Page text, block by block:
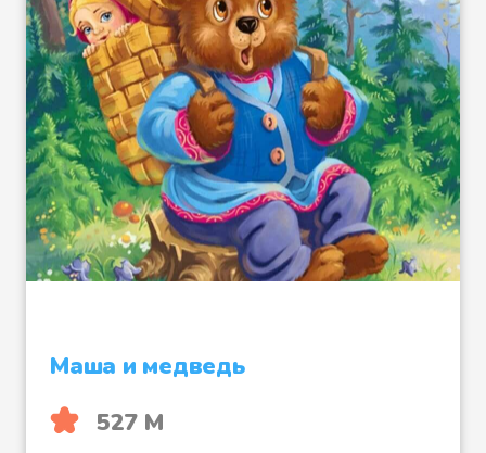
Маша и медведь
527 М